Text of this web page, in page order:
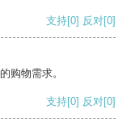
支持[0] 反对[0]
购物需求。
支持[0] 反对[0]